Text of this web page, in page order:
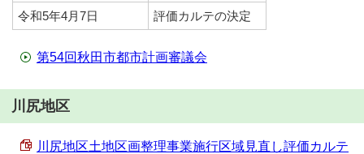
令和5年4月7日
評価カルテの決定
第54回秋田市都市計画審議会
川尻地区
川尻地区土地区画整理事業施行区域見直し評価カルテ